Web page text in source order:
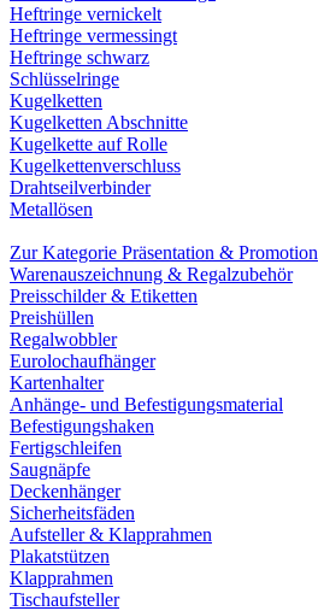
Heftringe vernickelt
Heftringe vermessingt
Heftringe schwarz
Schlüsselringe
Kugelketten
Kugelketten Abschnitte
Kugelkette auf Rolle
Kugelkettenverschluss
Drahtseilverbinder
Metallösen
Zur Kategorie Präsentation & Promotion
Warenauszeichnung & Regalzubehör
Preisschilder & Etiketten
Preishüllen
Regalwobbler
Eurolochaufhänger
Kartenhalter
Anhänge- und Befestigungsmaterial
Befestigungshaken
Fertigschleifen
Saugnäpfe
Deckenhänger
Sicherheitsfäden
Aufsteller & Klapprahmen
Plakatstützen
Klapprahmen
Tischaufsteller